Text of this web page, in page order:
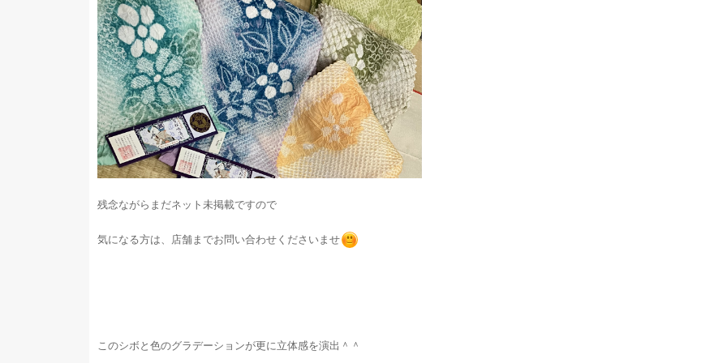
残念ながらまだネット未掲載ですので
気になる方は、店舗までお問い合わせくださいませ
このシボと色のグラデーションが更に立体感を演出＾＾